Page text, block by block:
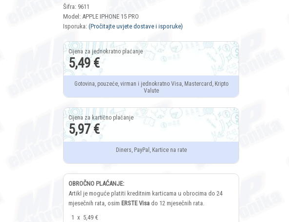
Šifra: 9611
Model: APPLE IPHONE 15 PRO
Isporuka: (Pročitajte uvjete dostave i isporuke)
5,49 €
Gotovina, pouzeće, virman i jednokratno Visa, Mastercard, Kripto
Valute
5,97 €
Diners, PayPal, Kartice na rate
OBROČNO PLAĆANJE:
Artikl je moguće platiti kreditnim karticama u obrocima do 24
mjesečnih rata, osim ERSTE Visa do 12 mjesečnih rata.
1 x 5,49 €